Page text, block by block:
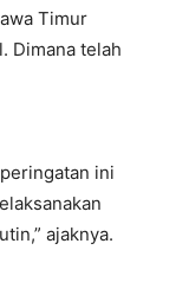
Timur
Dimana telah
ini
ajaknya.